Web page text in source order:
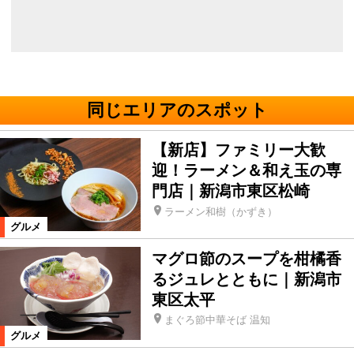
同じエリアのスポット
グルメ
【新店】ファミリー大歓
迎！ラーメン＆和え玉の専
門店｜新潟市東区松崎
ラーメン和樹（かずき）
グルメ
マグロ節のスープを柑橘香
るジュレとともに｜新潟市
東区太平
まぐろ節中華そば 温知